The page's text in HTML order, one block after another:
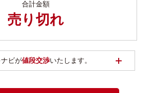
合計金額
売り切れ
ナビが値段交渉いたします。